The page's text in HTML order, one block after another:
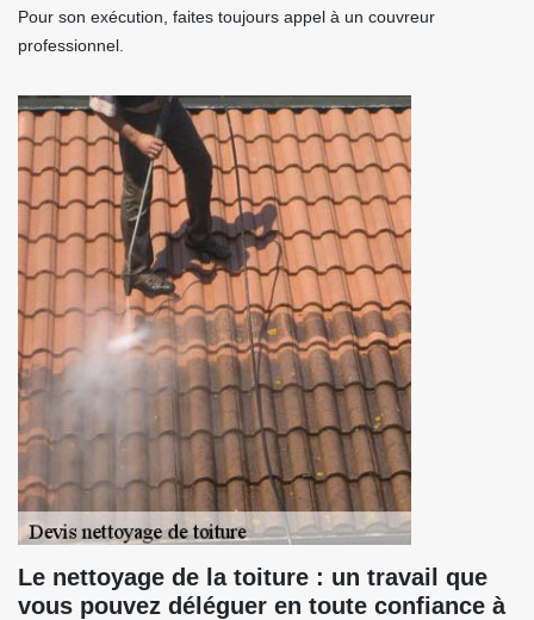
Pour son exécution, faites toujours appel à un couvreur
professionnel.
Le nettoyage de la toiture : un travail que
vous pouvez déléguer en toute confiance à